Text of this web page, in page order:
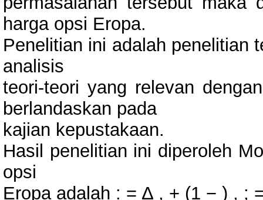
harga opsi Eropa.
Penelitian ini adalah penelitian
analisis
teori-teori yang relevan
berlandaskan pada
kajian kepustakaan.
Hasil penelitian ini diperoleh
opsi
Eropa adalah : = ∆ , + (1 − ) ,